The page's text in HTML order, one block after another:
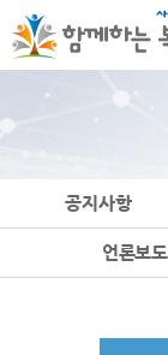
공지사항
언론보도